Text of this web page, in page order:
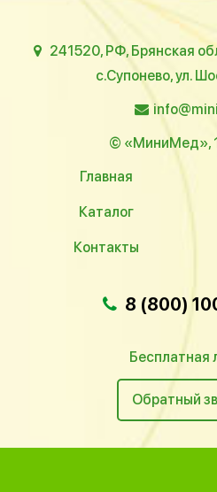
241520, РФ, Брянская
с.Супонево, ул.
© «МиниМед»,
Главная
Каталог
Контакты
8 (800)
Бесплатная
Обратный